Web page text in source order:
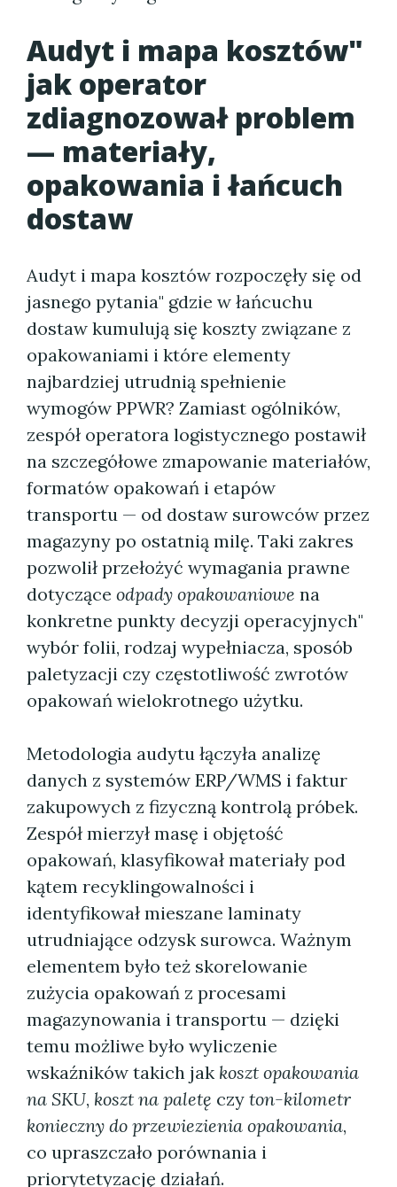
Audyt i mapa kosztów"
jak operator
zdiagnozował problem
— materiały,
opakowania i łańcuch
dostaw
Audyt i mapa kosztów rozpoczęły się od
jasnego pytania" gdzie w łańcuchu
dostaw kumulują się koszty związane z
opakowaniami i które elementy
najbardziej utrudnią spełnienie
wymogów PPWR? Zamiast ogólników,
zespół operatora logistycznego postawił
na szczegółowe zmapowanie materiałów,
formatów opakowań i etapów
transportu — od dostaw surowców przez
magazyny po ostatnią milę. Taki zakres
pozwolił przełożyć wymagania prawne
dotyczące odpady opakowaniowe na
konkretne punkty decyzji operacyjnych"
wybór folii, rodzaj wypełniacza, sposób
paletyzacji czy częstotliwość zwrotów
opakowań wielokrotnego użytku.
Metodologia audytu łączyła analizę
danych z systemów ERP/WMS i faktur
zakupowych z fizyczną kontrolą próbek.
Zespół mierzył masę i objętość
opakowań, klasyfikował materiały pod
kątem recyklingowalności i
identyfikował mieszane laminaty
utrudniające odzysk surowca. Ważnym
elementem było też skorelowanie
zużycia opakowań z procesami
magazynowania i transportu — dzięki
temu możliwe było wyliczenie
wskaźników takich jak koszt opakowania
na SKU, koszt na paletę czy ton-kilometr
konieczny do przewiezienia opakowania,
co upraszczało porównania i
priorytetyzację działań.